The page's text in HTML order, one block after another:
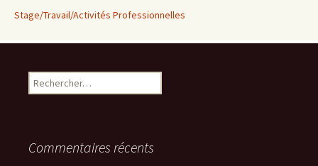
Stage/Travail/Activités Professionnelles
Rechercher :
Commentaires récents